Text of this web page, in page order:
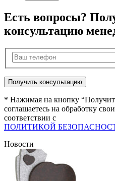
Есть вопросы?
консультацию
* Нажимая на кнопку
соглашаетесь на обработку
соответствии с
ПОЛИТИКОЙ
Новости